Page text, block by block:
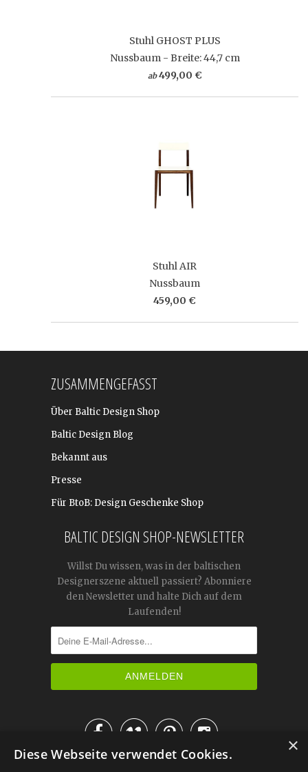
Stuhl GHOST PLUS
Nussbaum - Breite: 44,7 cm
ab 499,00 €
Stuhl AIR
Nussbaum
459,00 €
ZUSAMMENGEFASST
Über Baltic Design Shop
Baltic Design Blog
Bekannt aus
Presse
Für BtoB: Design Geschenke Shop
BALTIC DESIGN SHOP-NEWSLETTER
Willst Du wissen, was in der baltischen
Designerszene aktuell passiert? Abonniere
den Newsletter und halte Dich auf dem
Laufenden!

IM KATALOG BLÄTTERN
×
Diese Webseite verwendet Cookies.